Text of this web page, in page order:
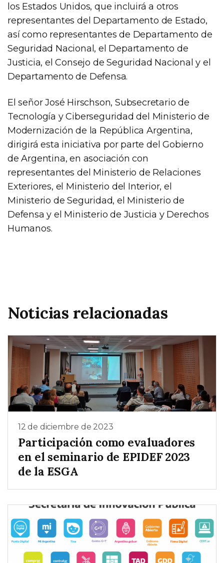
los Estados Unidos, que incluirá a otros
representantes del Departamento de Estado,
así como representantes de Departamento de
Seguridad Nacional, el Departamento de
Justicia, el Consejo de Seguridad Nacional y el
Departamento de Defensa.
El señor José Hirschson, Subsecretario de
Tecnología y Ciberseguridad del Ministerio de
Modernización de la República Argentina,
dirigirá esta iniciativa por parte del Gobierno
de Argentina, en asociación con
representantes del Ministerio de Relaciones
Exteriores, el Ministerio del Interior, el
Ministerio de Seguridad, el Ministerio de
Defensa y el Ministerio de Justicia y Derechos
Humanos.
Noticias relacionadas
12 de diciembre de 2023
Participación como evaluadores
en el seminario de EPIDEF 2023
de la ESGA